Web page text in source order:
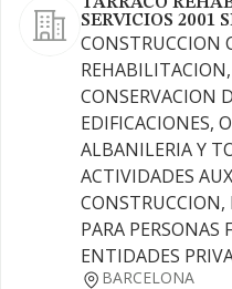
SERVICIOS 2001
CONSTRUCCION
CONSERVACION
EDIFICACIONES,
ALBANILERIA Y
ACTIVIDADES
CONSTRUCCION,
PARA PERSONAS
ENTIDADES
BARCELONA